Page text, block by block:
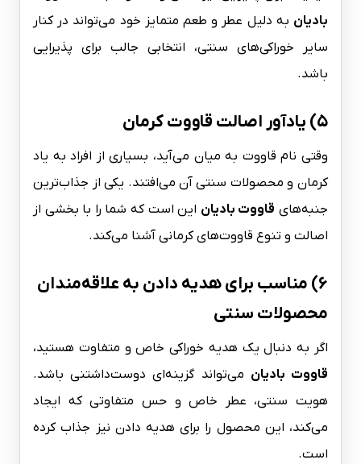
بادیان به دلیل عطر و طعم متمایز خود می‌تواند در کنار
سایر خوراکی‌های سنتی، انتخابی جالب برای پذیرایی
باشد.
۵) یادآور اصالت قاووت کرمان
وقتی نام قاووت به میان می‌آید، بسیاری از افراد به یاد
کرمان و محصولات سنتی آن می‌افتند. یکی از جذاب‌ترین
جنبه‌های قاووت بادیان این است که شما را با بخشی از
اصالت و تنوع قاووت‌های کرمانی آشنا می‌کند.
۶) مناسب برای هدیه دادن به علاقه‌مندان
محصولات سنتی
اگر به دنبال یک هدیه خوراکی خاص و متفاوت هستید،
قاووت بادیان می‌تواند گزینه‌ای دوست‌داشتنی باشد.
هویت سنتی، عطر خاص و حس متفاوتی که ایجاد
می‌کند، این محصول را برای هدیه دادن نیز جذاب کرده
است.